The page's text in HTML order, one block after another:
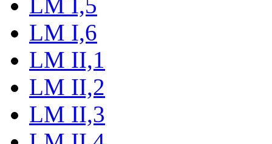
LM I,6
LM II,1
LM II,2
LM II,3